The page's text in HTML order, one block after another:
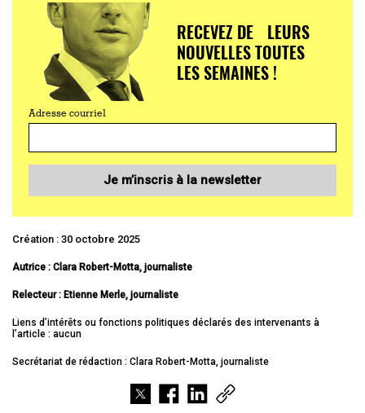
RECEVEZ DE LEURS
NOUVELLES TOUTES
LES SEMAINES !
Adresse courriel
Je m’inscris à la newsletter
Création : 30 octobre 2025
Autrice : Clara Robert-Motta, journaliste
Relecteur : Etienne Merle, journaliste
Liens d’intérêts ou fonctions politiques déclarés des intervenants à
l’article : aucun
Secrétariat de rédaction : Clara Robert-Motta, journaliste